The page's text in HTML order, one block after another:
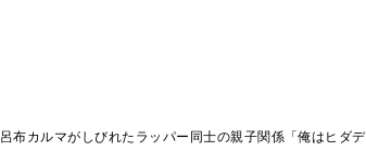
呂布カルマがしびれたラッパー同士の親子関係「俺はヒダ